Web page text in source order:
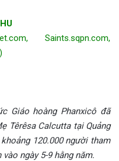
Saints.sqpn.com,
Giáo hoàng Phanxicô đã
Têrêsa Calcutta tại Quảng
120.000 người tham
ngày 5-9 hằng năm.